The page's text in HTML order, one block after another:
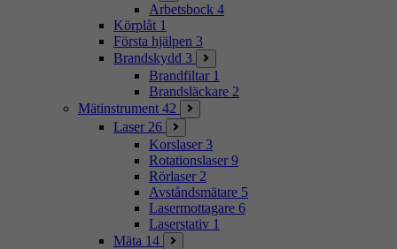
Arbetsbock 4
Körplåt 1
Första hjälpen 3
Brandskydd 3
Brandfiltar 1
Brandsläckare 2
Mätinstrument 42
Laser 26
Korslaser 3
Rotationslaser 9
Rörlaser 2
Avståndsmätare 5
Lasermottagare 6
Laserstativ 1
Mäta 14